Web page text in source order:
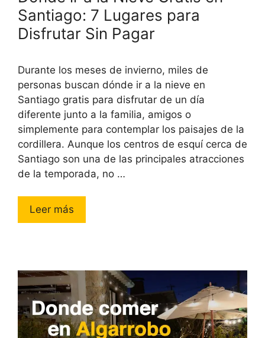
Santiago: 7 Lugares para
Disfrutar Sin Pagar
Durante los meses de invierno, miles de
personas buscan dónde ir a la nieve en
Santiago gratis para disfrutar de un día
diferente junto a la familia, amigos o
simplemente para contemplar los paisajes de la
cordillera. Aunque los centros de esquí cerca de
Santiago son una de las principales atracciones
de la temporada, no …
Leer más